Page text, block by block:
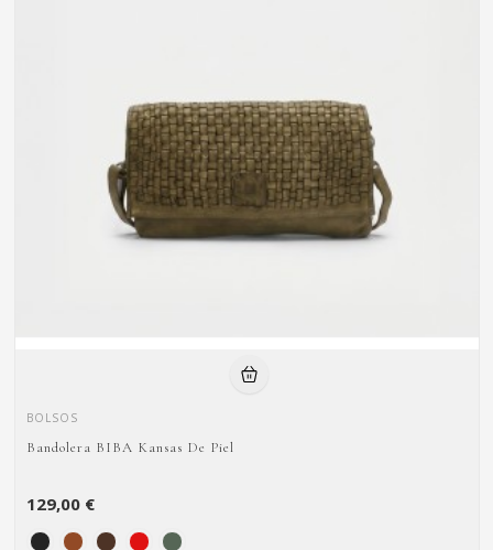
BOLSOS
Bandolera BIBA Kansas De Piel
129,00 €